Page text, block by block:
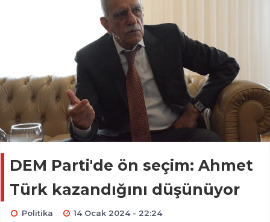
DEM Parti'de ön seçim: Ahmet
Türk kazandığını düşünüyor
Politika 14 Ocak 2024 - 22:24